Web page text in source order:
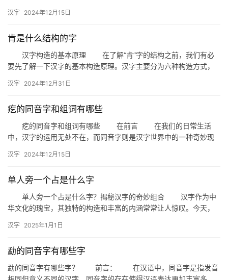
性。…
汉字 2024年12月15日
肯是什么结构的字
汉字构造的基本原理 在了解“肯”字的结构之前，我们有必
要先了解一下汉字的基本构造原理。汉字主要分为六种构造方式，
字…
汉字 2024年12月31日
疙的同音字和组词有哪些
疙的同音字和组词有哪些 在前言 在我们的日常生活
中，汉字的运用无处不在，而同音字则是汉字世界中的一种奇妙现
好…
汉字 2024年12月15日
单人旁一个占是什么字
单人旁一个占是什么字？揭秘汉字的奇妙组合 汉字作为中
华文化的瑰宝，其独特的构造和丰富的内涵常常让人惊叹。今天，
不仅…
汉字 2025年1月1日
勐的同音字有哪些字
勐的同音字有哪些字？ 前言： 在汉语中，同音字是指发音